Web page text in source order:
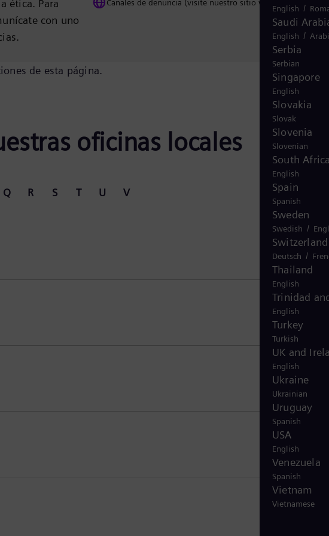
English /
Saudi
English /
Serbia
Serbian
Singapore
English
Slovakia
Slovak
Slovenia
Slovenian
South
English
Spain
Spanish
Sweden
Swedish /
Switzerland
Deutsch /
Thailand
English
Trinidad
English
Turkey
Turkish
UK and
English
Ukraine
Ukrainian
Uruguay
Spanish
USA
English
Venezuela
Spanish
Vietnam
Vietnamese
ética. Para
con uno
Canales de denuncia (visite nuestro sitio web global)
de esta página.
oficinas locales
Q R S T U V